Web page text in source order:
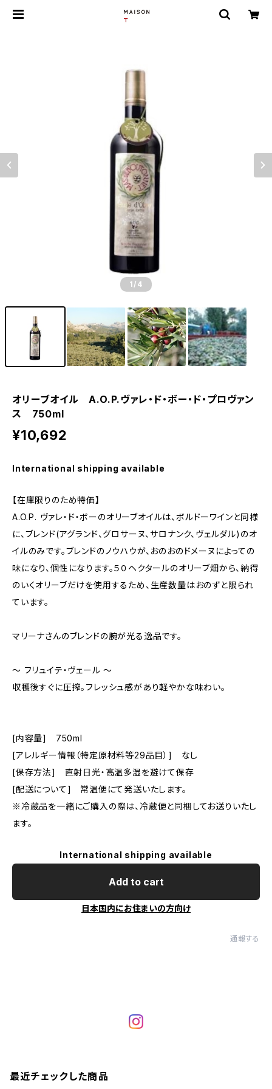
1 /4
オリーブオイル A.O.P.ヴァレ・ド・ボー・ド・プロヴァン
ス 750ml
¥10,692
International shipping available
【在庫限りのため特価】
A.O.P. ヴァレ・ド・ボーのオリーブオイルは、ボルドーワインと同様
に、ブレンド(アグランド、グロサーヌ、サロナンク、ヴェルダル)のオ
イルのみです。ブレンドのノウハウが、おのおのドメーヌによっての
味になり、個性になります。５０ヘクタールのオリーブ畑から、納得
のいくオリーブだけを使用するため、生産数量はおのずと限られ
ています。
マリーナさんのブレンドの腕が光る逸品です。
～ フリュイテ・ヴェール ～
収穫後すぐに圧搾。フレッシュ感があり軽やかな味わい。
[内容量] 750ml
[アレルギー情報（特定原材料等29品目）] なし
[保存方法] 直射日光・高温多湿を避けて保存
[配送について] 常温便にて発送いたします。
※冷蔵品を一緒にご購入の際は、冷蔵便と同梱してお送りいたし
ます。
International shipping available
Add to cart
日本国内にお住まいの方向け
通報する
最近チェックした商品